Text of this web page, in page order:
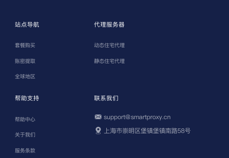
站点导航
套餐购买
账密提取
全球地区
代理服务器
动态住宅代理
静态住宅代理
帮助支持
帮助中心
关于我们
服务条款
联系我们
support@smartproxy.cn
上海市崇明区堡镇堡镇南路58号